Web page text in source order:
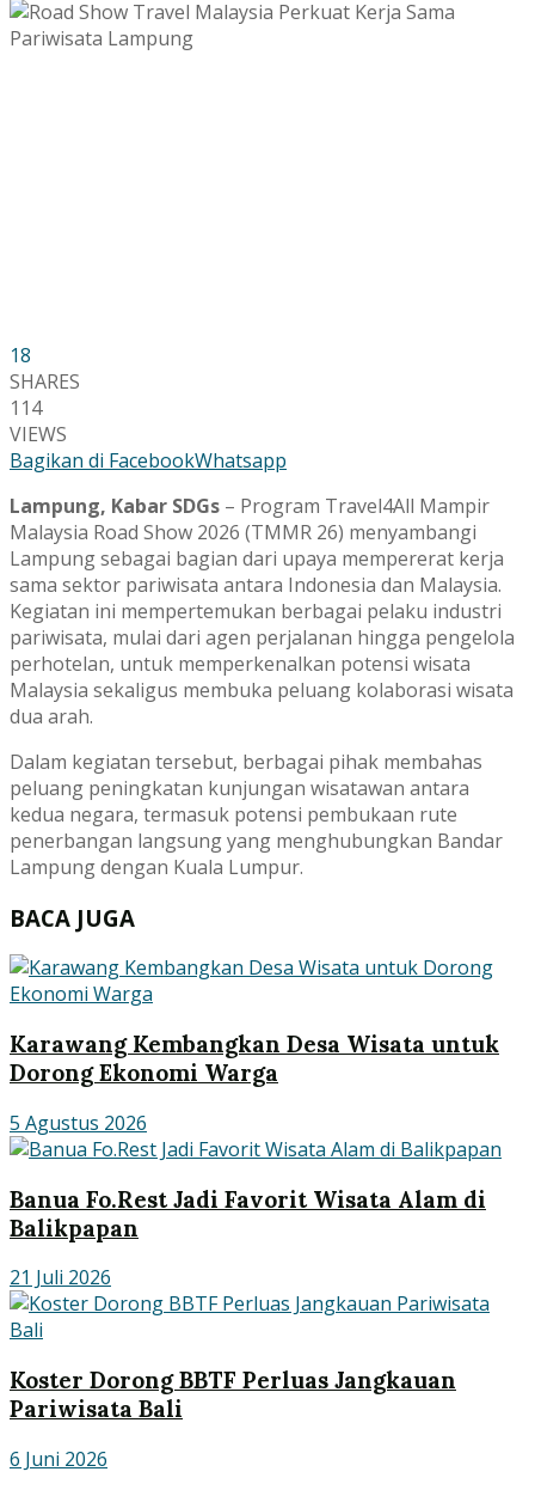
18
SHARES
114
VIEWS
Bagikan di FacebookWhatsapp
Lampung, Kabar SDGs – Program Travel4All Mampir
Malaysia Road Show 2026 (TMMR 26) menyambangi
Lampung sebagai bagian dari upaya mempererat kerja
sama sektor pariwisata antara Indonesia dan Malaysia.
Kegiatan ini mempertemukan berbagai pelaku industri
pariwisata, mulai dari agen perjalanan hingga pengelola
perhotelan, untuk memperkenalkan potensi wisata
Malaysia sekaligus membuka peluang kolaborasi wisata
dua arah.
Dalam kegiatan tersebut, berbagai pihak membahas
peluang peningkatan kunjungan wisatawan antara
kedua negara, termasuk potensi pembukaan rute
penerbangan langsung yang menghubungkan Bandar
Lampung dengan Kuala Lumpur.
BACA JUGA
Karawang Kembangkan Desa Wisata untuk
Dorong Ekonomi Warga
5 Agustus 2026
Banua Fo.Rest Jadi Favorit Wisata Alam di
Balikpapan
21 Juli 2026
Koster Dorong BBTF Perluas Jangkauan
Pariwisata Bali
6 Juni 2026